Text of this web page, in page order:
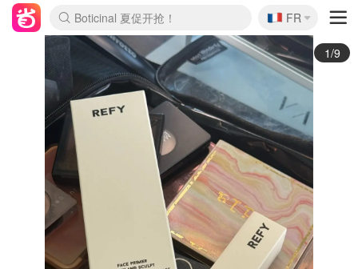
Boticinal 夏促开抢！
4折！lulu周四疯狂上新
还没结束！&OtherStories大促
Joybuy变相75折 随时失效
速领！Stanley独家85折
疑似霸哥！Camper额外叠85折
Zalando 奥莱闪促！每日更新
Moncler反季囤！5折起+叠9折
Coach Brooklyn仅€192
🇫🇷
FR
2/9